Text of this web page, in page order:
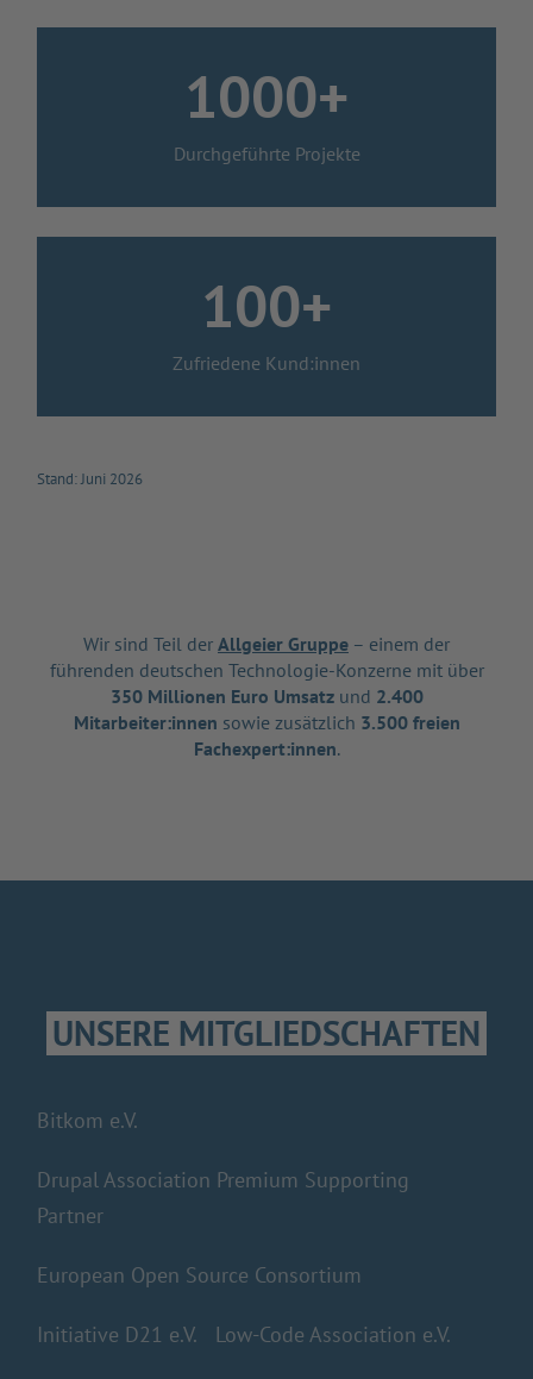
1000+
Durchgeführte Projekte
100+
Zufriedene Kund:innen
Stand: Juni 2026
Wir sind Teil der Allgeier Gruppe – einem der
führenden deutschen Technologie-Konzerne mit über
350 Millionen Euro Umsatzund 2.400
Mitarbeiter:innen sowie zusätzlich 3.500 freien
Fachexpert:innen.
UNSERE MITGLIEDSCHAFTEN
Bitkom e.V.
Drupal Association Premium Supporting
Partner
European Open Source Consortium
Initiative D21 e.V. Low-Code Association e.V.